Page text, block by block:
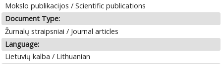
Mokslo publikacijos / Scientific publications
Document Type:
Žurnalų straipsniai / Journal articles
Language:
Lietuvių kalba / Lithuanian